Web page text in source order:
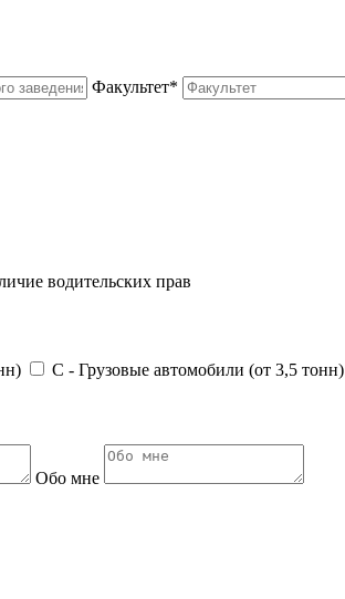
Факультет*
водительских прав
С - Грузовые автомобили (от 3,5 тонн)
Обо мне